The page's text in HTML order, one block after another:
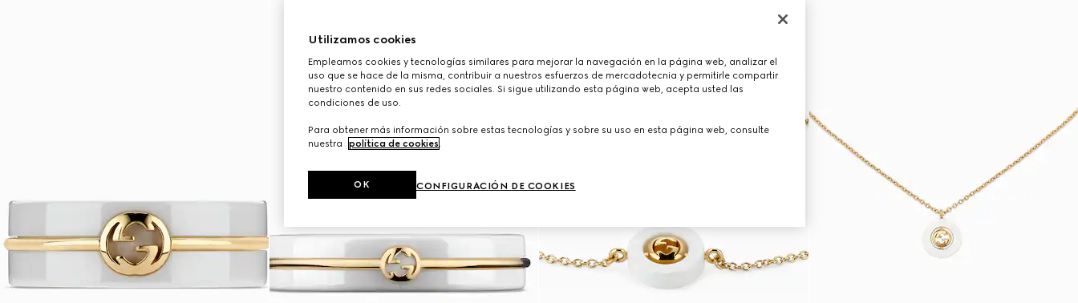
Utilizamos cookies
Empleamos cookies y tecnologías similares para mejorar la navegación en la página web, analizar el
uso que se hace de la misma, contribuir a nuestros esfuerzos de mercadotecnia y permitirle compartir
nuestro contenido en sus redes sociales. Si sigue utilizando esta página web, acepta usted las
condiciones de uso.
Para obtener más información sobre estas tecnologías y sobre su uso en esta página web, consulte
nuestra
política de cookies.
CONFIGURACIÓN DE COOKIES
OK